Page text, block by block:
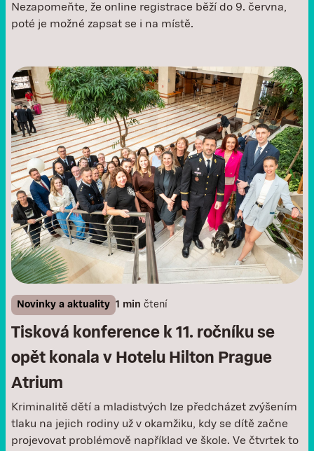
Nezapomeňte, že online registrace běží do 9. června,
poté je možné zapsat se i na místě. ‍
Novinky a aktuality 1 min čtení
Tisková konference k 11. ročníku se
opět konala v Hotelu Hilton Prague
Atrium
Kriminalitě dětí a mladistvých lze předcházet zvýšením
tlaku na jejich rodiny už v okamžiku, kdy se dítě začne
projevovat problémově například ve škole. Ve čtvrtek to